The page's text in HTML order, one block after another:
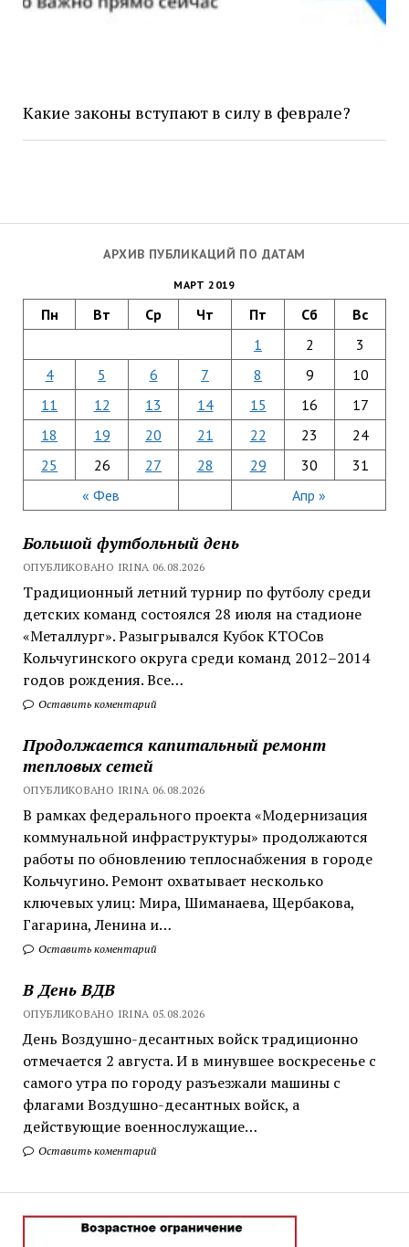
АРХИВ ПУБЛИКАЦИЙ ПО ДАТАМ
МАРТ 2019
Пн Вт Ср Чт Пт Сб Вс
« Фев Апр »
1 2
3
4
5 6 7 8 9
10
11
12 13 14 15 16
17
18
19 20 21 22 23
24
25
26 27 28 29 30 31
Большой футбольный день
ОПУБЛИКОВАНО IRINA 06.08.2026
Традиционный летний турнир по футболу среди
детских команд состоялся 28 июля на стадионе
«Металлург». Разыгрывался Кубок КТОСов
Кольчугинского округа среди команд 2012–2014
годов рождения. Все…
Оставить коментарий
Продолжается капитальный ремонт
тепловых сетей
ОПУБЛИКОВАНО IRINA 06.08.2026
В рамках федерального проекта «Модернизация
коммунальной инфраструктуры» продолжаются
работы по обновлению теплоснабжения в городе
Кольчугино. Ремонт охватывает несколько
ключевых улиц: Мира, Шиманаева, Щербакова,
Гагарина, Ленина и…
Оставить коментарий
В День ВДВ
ОПУБЛИКОВАНО IRINA 05.08.2026
День Воздушно-десантных войск традиционно
отмечается 2 августа. И в минувшее воскресенье с
самого утра по городу разъезжали машины с
флагами Воздушно-десантных войск, а
действующие военнослужащие…
Оставить коментарий
Какие законы вступают в силу в феврале?